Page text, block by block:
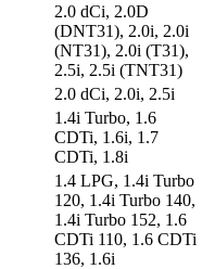
2.0 dCi, 2.0D
(DNT31), 2.0i, 2.0i
(NT31), 2.0i (T31),
2.5i, 2.5i (TNT31)
2.0 dCi, 2.0i, 2.5i
1.4i Turbo, 1.6
CDTi, 1.6i, 1.7
CDTi, 1.8i
1.4 LPG, 1.4i Turbo
120, 1.4i Turbo 140,
1.4i Turbo 152, 1.6
CDTi 110, 1.6 CDTi
136, 1.6i